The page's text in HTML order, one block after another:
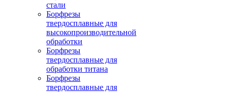
стали
Борфрезы
твердосплавные для
высокопроизводительной
обработки
Борфрезы
твердосплавные для
обработки титана
Борфрезы
твердосплавные для